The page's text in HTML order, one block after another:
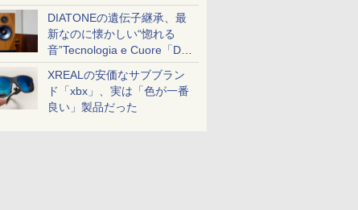
求。液晶とのガチ比較も
DIATONEの遺伝子継承、最
新なのに懐かしい“惚れる
音”Tecnologia e Cuore「DS-
TC52B」を聴く
XREALの安価なサブブラン
ド「xbx」、実は「色が一番
良い」製品だった